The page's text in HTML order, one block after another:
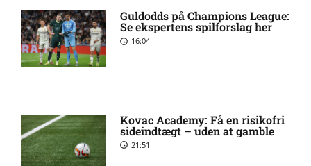
League – Bohemians mod FC
Midtjylland: Optakt,
forventede opstillinger,
skader og karantæner
[2026/08/06]
League – Valur Reykjavik mod
FC Nordsjælland: Optakt,
forventede opstillinger,
skader og karantæner
Guldodds på Champions League:
Se ekspertens spilforslag her
16:04
Kovac Academy: Få en risikofri
sideindtægt – uden at gamble
21:51